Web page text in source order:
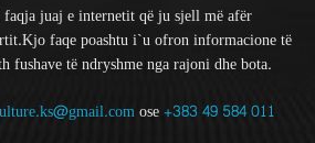
juaj e internetit që ju sjell më afër
faqe poashtu i`u ofron informacione të
fushave të ndryshme nga rajoni dhe bota.
ose+383 49 584 011